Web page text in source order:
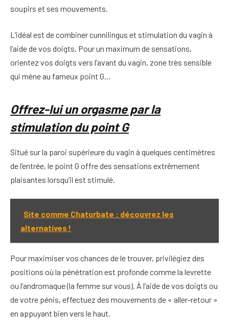
soupirs et ses mouvements.
L’idéal est de combiner cunnilingus et stimulation du vagin à
l’aide de vos doigts. Pour un maximum de sensations,
orientez vos doigts vers l’avant du vagin, zone très sensible
qui mène au fameux point G…
Offrez-lui un orgasme par la
stimulation du point G
Situé sur la paroi supérieure du vagin à quelques centimètres
de l’entrée, le point G offre des sensations extrêmement
plaisantes lorsqu’il est stimulé.
Site comme Chaturbate : découvrez les
alternatives !
Pour maximiser vos chances de le trouver, privilégiez des
positions où la pénétration est profonde comme la levrette
ou l’andromaque (la femme sur vous). À l’aide de vos doigts ou
de votre pénis, effectuez des mouvements de « aller-retour »
en appuyant bien vers le haut.